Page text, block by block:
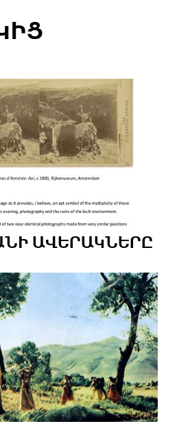
ԱՎԵՐԱԿՆԵՐԸ